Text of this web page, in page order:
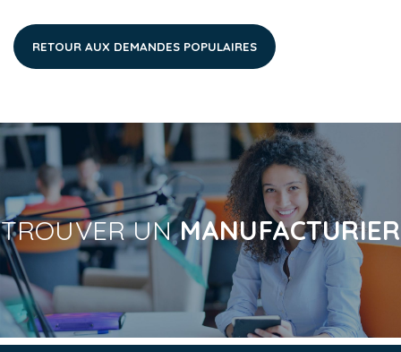
RETOUR AUX DEMANDES POPULAIRES
TROUVER UNMANUFACTURIER